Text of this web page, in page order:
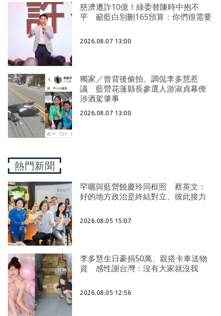
慈濟遭詐10億！綠委替陳時中抱不
平 籲藍白別刪165預算：你們很需要
2026.08.07 13:00
獨家／曾背後偷拍、調侃李多慧惹
議 藍營花蓮縣長參選人游淑貞幕僚
涉酒駕肇事
2026.08.07 13:00
熱門新聞
罕曬與藍營饒慶玲同框照 蔡英文：
好的地方政治是終結對立、彼此接力
2026.08.05 15:07
李多慧生日豪捐50萬、親搭卡車送物
資 感性謝台灣：沒有大家就沒我
2026.08.05 12:56